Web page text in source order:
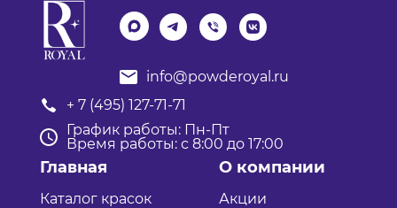
info@powderoyal.ru
+ 7 (495) 127-71-71
График работы: Пн-Пт
Время работы: с 8:00 до 17:00
Главная
Каталог красок
О компании
Акции